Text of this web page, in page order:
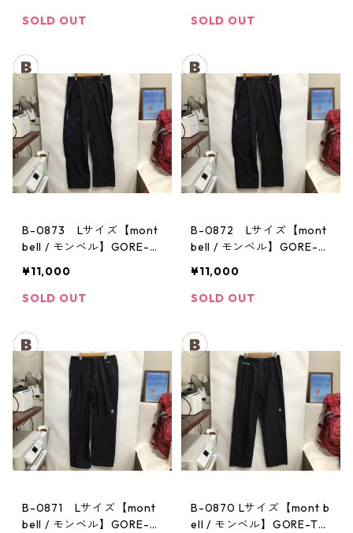
SOLD OUT
SOLD OUT
B-0873 Lサイズ【mont
bell / モンベル】GORE-T
パンツ：メンズBK
¥11,000
SOLD OUT
B-0872 Lサイズ【mont
bell / モンベル】GORE-T
パンツ：メンズBK
¥11,000
SOLD OUT
B-0871 Lサイズ【mont
bell / モンベル】GORE-T
B-0870 Lサイズ【mont b
ell / モンベル】GORE-TE